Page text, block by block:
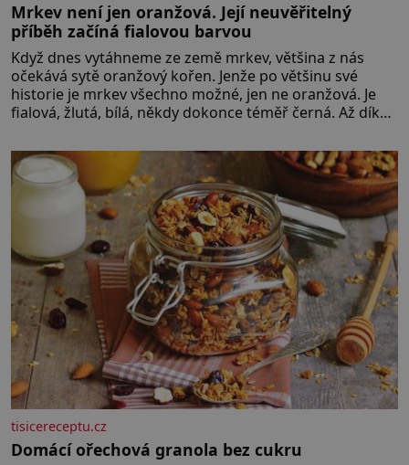
Mrkev není jen oranžová. Její neuvěřitelný
příběh začíná fialovou barvou
Když dnes vytáhneme ze země mrkev, většina z nás
očekává sytě oranžový kořen. Jenže po většinu své
historie je mrkev všechno možné, jen ne oranžová. Je
fialová, žlutá, bílá, někdy dokonce téměř černá. Až díky
bez které si českou zahradu ani nedokážeme
představit. Její příběh je
tisicereceptu.cz
Domácí ořechová granola bez cukru